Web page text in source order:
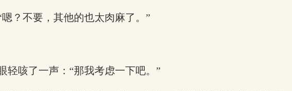
？不要，其他的也太肉麻了。”
轻咳了一声：“那我考虑一下吧。”